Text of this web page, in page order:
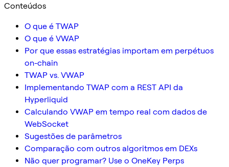
Conteúdos
O que é TWAP
O que é VWAP
Por que essas estratégias importam em perpétuos
on-chain
TWAP vs. VWAP
Implementando TWAP com a REST API da
Hyperliquid
Calculando VWAP em tempo real com dados de
WebSocket
Sugestões de parâmetros
Comparação com outros algoritmos em DEXs
Não quer programar? Use o OneKey Perps